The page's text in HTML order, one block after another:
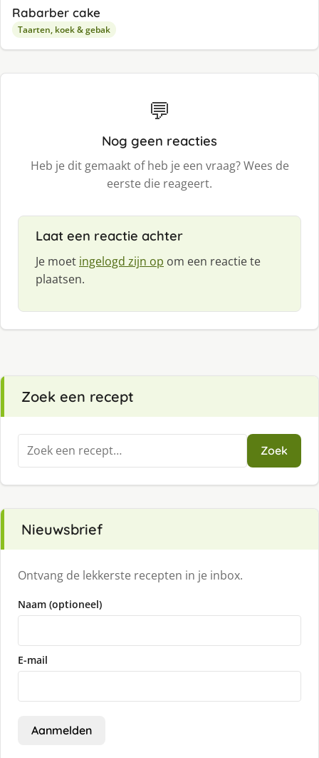
Rabarber cake
Taarten, koek & gebak
💬
Nog geen reacties
Heb je dit gemaakt of heb je een vraag? Wees de
eerste die reageert.
Laat een reactie achter
Je moet ingelogd zijn op om een reactie te
plaatsen.
Zoek een recept
Zoeken
naar:
Zoek
Nieuwsbrief
Ontvang de lekkerste recepten in je inbox.
Naam (optioneel)
E-mail
Aanmelden